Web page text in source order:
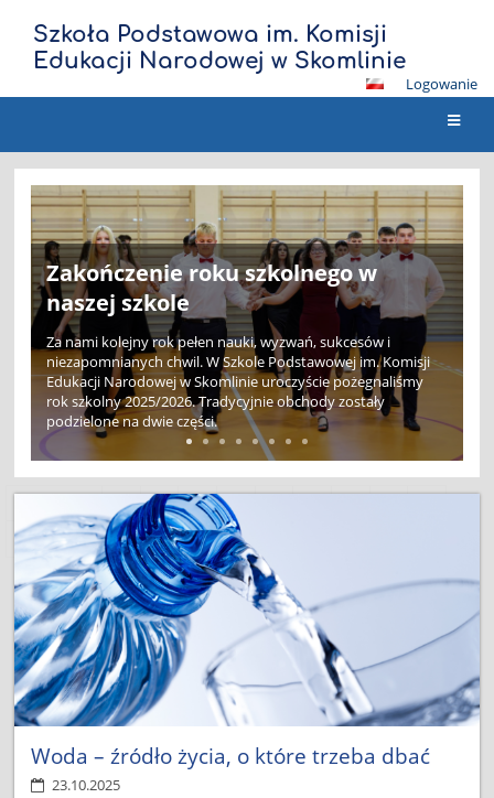
Szkoła Podstawowa im. Komisji
Edukacji Narodowej w Skomlinie
Logowanie
Strona
główna
XV Bieg Wiosny za nami. Deszcz nie
przeszkodził biegaczom!
Organizatorom udało się wykorzystać pogodowe okienka,
dzięki którym bezpiecznie przeprowadzono zarówno biegi
dla najmłodszych uczestników, jak i bieg główny ulicami
miejscowości.
Woda – źródło życia, o które trzeba dbać
23.10.2025
1 2 3
10
Dalej